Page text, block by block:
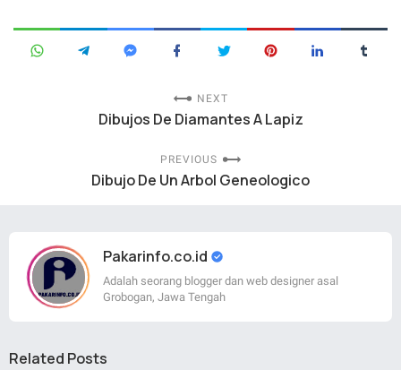
NEXT
Dibujos De Diamantes A Lapiz
PREVIOUS
Dibujo De Un Arbol Geneologico
Pakarinfo.co.id
Adalah seorang blogger dan web designer asal
Grobogan, Jawa Tengah
Related Posts